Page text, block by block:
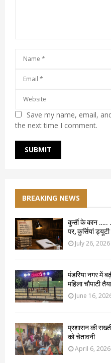
Save my name, email,
the next time I comment.
BREAKING NEWS
कुर्सी के कान …..
पर, कुर्सियां
July 26, 2026
पंडरिया नगर में
महिला चौपाटी
June 16,
प्रशासन की
को चेतावनी
April 6, 2026